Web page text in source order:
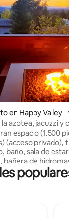
de 5, 289 reseñas
en Happy Valley
azotea, jacuzzi y
espacio (1.500
(acceso privado),
baño, sala de
bañera de
así como
nevera de